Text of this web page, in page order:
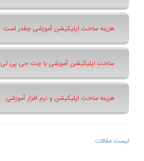
هزینه ساخت اپلیکیشن آموزشی چقدر است
ساخت اپلیکیشن آموزشی با چت جی پی تی
هزینه ساخت اپلیکیشن و نرم افزار آموزشی
لیست مقالات